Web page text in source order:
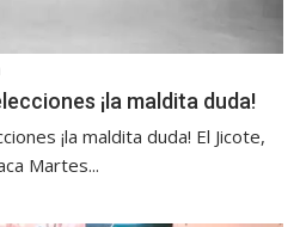
¡la maldita duda!
¡la maldita duda! El Jicote,
Martes...